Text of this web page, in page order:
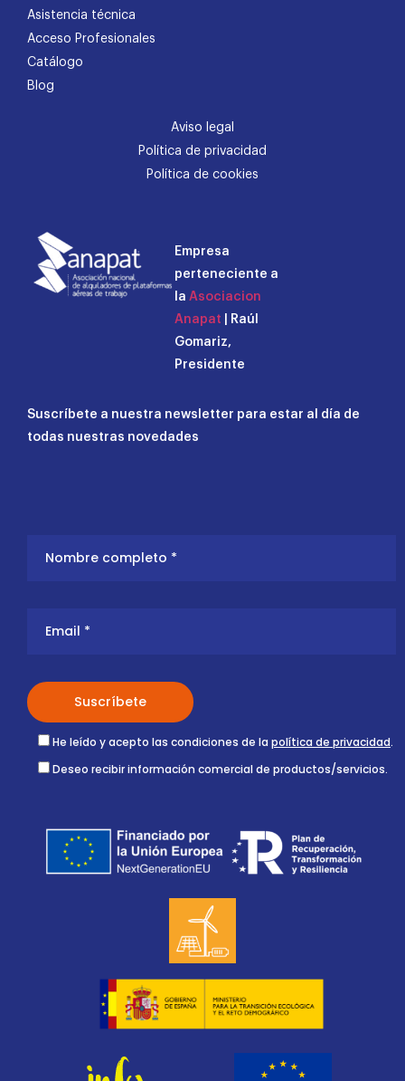
Asistencia técnica
Acceso Profesionales
Catálogo
Blog
Aviso legal
Política de privacidad
Política de cookies
Empresa
perteneciente a
la Asociacion
Anapat | Raúl
Gomariz,
Presidente
Suscríbete a nuestra newsletter para estar al día de
todas nuestras novedades
He leído y acepto las condiciones de la política de privacidad.
Deseo recibir información comercial de productos/servicios.